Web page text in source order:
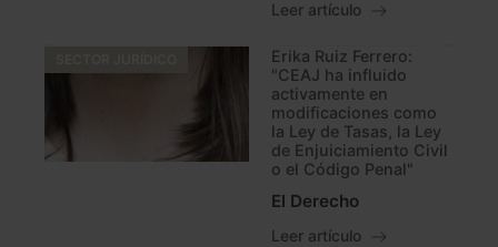
Leer artículo
Erika Ruiz Ferrero:
"CEAJ ha influido
activamente en
modificaciones como
la Ley de Tasas, la Ley
de Enjuiciamiento Civil
o el Código Penal"
El Derecho
Leer artículo